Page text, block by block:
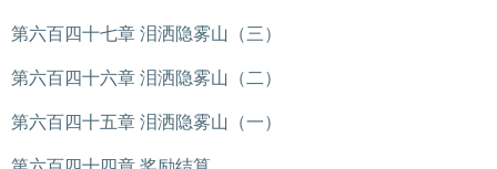
第六百四十七章 泪洒隐雾山（三）
第六百四十六章 泪洒隐雾山（二）
第六百四十五章 泪洒隐雾山（一）